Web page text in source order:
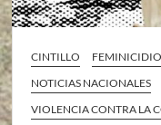
CINTILLO
NOTICIAS NACIONALES
VIOLENCIA CONTRA LA